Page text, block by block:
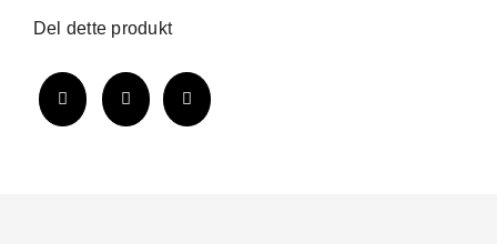
Del dette produkt